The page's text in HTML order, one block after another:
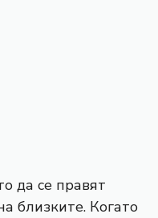
да се правят
близките. Когато